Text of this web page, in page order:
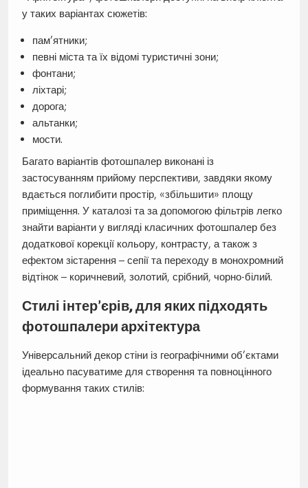
у таких варіантах сюжетів:
пам’ятники;
певні міста та їх відомі туристичні зони;
фонтани;
ліхтарі;
дорога;
альтанки;
мости.
Багато варіантів фотошпалер виконані із
застосуванням прийому перспективи, завдяки якому
вдається поглибити простір, «збільшити» площу
приміщення. У каталозі та за допомогою фільтрів легко
знайти варіанти у вигляді класичних фотошпалер без
додаткової корекції кольору, контрасту, а також з
ефектом зістарення – сепії та переходу в монохромний
відтінок – коричневий, золотий, срібний, чорно-білий.
Стилі інтер’єрів, для яких підходять
фотошпалери архітектура
Універсальний декор стіни із географічними об’єктами
ідеально пасуватиме для створення та повноцінного
формування таких стилів: